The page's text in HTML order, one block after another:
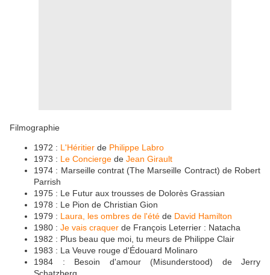
Filmographie
1972 : L'Héritier de Philippe Labro
1973 : Le Concierge de Jean Girault
1974 : Marseille contrat (The Marseille Contract) de Robert
Parrish
1975 : Le Futur aux trousses de Dolorès Grassian
1978 : Le Pion de Christian Gion
1979 : Laura, les ombres de l'été de David Hamilton
1980 : Je vais craquer de François Leterrier : Natacha
1982 : Plus beau que moi, tu meurs de Philippe Clair
1983 : La Veuve rouge d'Édouard Molinaro
1984 : Besoin d'amour (Misunderstood) de Jerry